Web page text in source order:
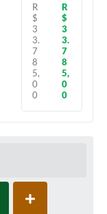
R
$
3
3.
7
8
5,
0
0
R
$
3
3.
7
8
5,
0
0